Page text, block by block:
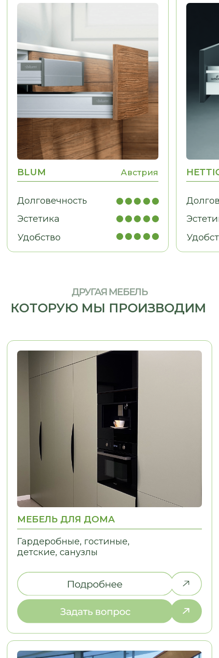
Дайте нам знать, и мы найдем
решение для вашей идеи!
ЧТО ИСКАЛИ?
МЕБЕЛЬ ДЛЯ ДОМА
Гардеробные, гостиные,
детские, санузлы
Рабочие места, мебель для
кабинетов, зоны ресепшн
С НАМИ УДОБНО — МЫ
ПРЕВРАЩАЕМ СЛОЖНЫЕ ДЛЯ ВАС